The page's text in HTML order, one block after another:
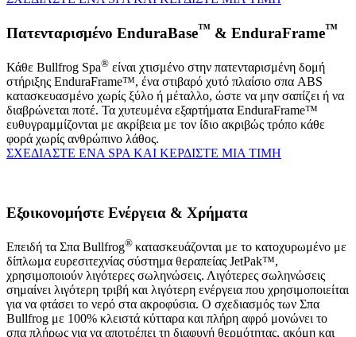
Πατενταρισμένο EnduraBase™ & EnduraFrame™
Κάθε Bullfrog Spa® είναι χτισμένο στην πατενταρισμένη δομή
στήριξης EnduraFrame™, ένα στιβαρό χυτό πλαίσιο σπα ABS
κατασκευασμένο χωρίς ξύλο ή μέταλλο, ώστε να μην σαπίζει ή να
διαβρώνεται ποτέ. Τα χυτευμένα εξαρτήματα EnduraFrame™
ευθυγραμμίζονται με ακρίβεια με τον ίδιο ακριβώς τρόπο κάθε
φορά χωρίς ανθρώπινο λάθος.
ΣΧΕΔΙΑΣΤΕ ΕΝΑ SPA ΚΑΙ ΚΕΡΔΙΣΤΕ ΜΙΑ ΤΙΜΗ
Εξοικονομήστε Ενέργεια & Χρήματα
Επειδή τα Σπα Bullfrog® κατασκευάζονται με το κατοχυρωμένο με
δίπλωμα ευρεσιτεχνίας σύστημα θεραπείας JetPak™,
χρησιμοποιούν λιγότερες σωληνώσεις. Λιγότερες σωληνώσεις
σημαίνει λιγότερη τριβή και λιγότερη ενέργεια που χρησιμοποιείται
για να φτάσει το νερό στα ακροφύσια. Ο σχεδιασμός των Σπα
Bullfrog με 100% κλειστά κύτταρα και πλήρη αφρό μονώνει το
σπα πλήρως για να αποτρέπει τη διαφυγή θερμότητας, ακόμη και